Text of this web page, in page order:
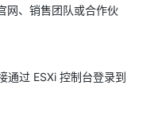
网、销售团队或合作伙
通过 ESXi 控制台登录到